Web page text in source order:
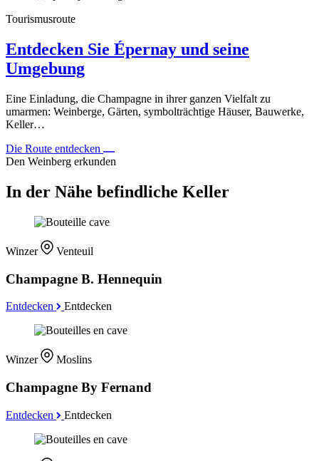
Tourismusroute
Entdecken Sie Épernay und seine
Umgebung
Eine Einladung, die Champagne in ihrer ganzen Vielfalt zu
umarmen: Weinberge, Gärten, symbolträchtige Häuser, Bauwerke,
Keller…
Die Route entdecken
Den Weinberg erkunden
In der Nähe befindliche Keller
Winzer Venteuil
Champagne B. Hennequin
Entdecken Entdecken
Winzer Moslins
Champagne By Fernand
Entdecken Entdecken